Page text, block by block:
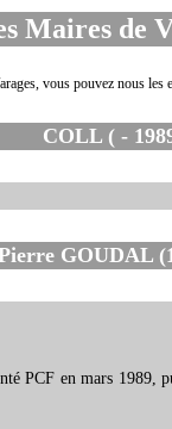
Maires de
vous pouvez nous les
COLL ( -
GOUDAL
PCF en mars 1989,